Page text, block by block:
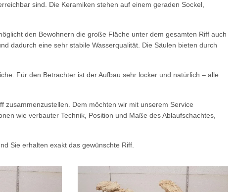
sind. Die Keramiken stehen auf einem geraden Sockel,
den Bewohnern die große Fläche unter dem gesamten Riff auch
dadurch eine sehr stabile Wasserqualität. Die Säulen bieten durch
Für den Betrachter ist der Aufbau sehr locker und natürlich – alle
Dem möchten wir mit unserem Service
wie verbauter Technik, Position und Maße des Ablaufschachtes,
Sie erhalten exakt das gewünschte Riff.